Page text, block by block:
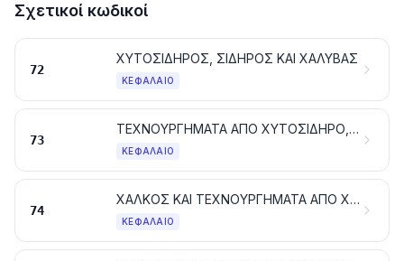
Σχετικοί κωδικοί
72
ΧΥΤΟΣΙΔΗΡΟΣ, ΣΙΔΗΡΟΣ ΚΑΙ ΧΑΛΥΒΑΣ
ΚΕΦΆΛΑΙΟ
73
ΤΕΧΝΟΥΡΓΗΜΑΤΑ ΑΠΟ ΧΥΤΟΣΙΔΗΡΟ, ΣΙΔΗΡΟ Ή ΧΑΛΥΒΑ
ΚΕΦΆΛΑΙΟ
74
ΧΑΛΚΟΣ ΚΑΙ ΤΕΧΝΟΥΡΓΗΜΑΤΑ ΑΠΟ ΧΑΛΚΟ
ΚΕΦΆΛΑΙΟ